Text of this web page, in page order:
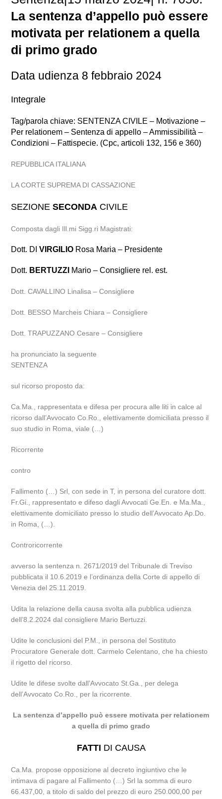
La sentenza d’appello può essere
motivata per relationem a quella
di primo grado
Data udienza 8 febbraio 2024
Integrale
Tag/parola chiave: SENTENZA CIVILE – Motivazione –
Per relationem – Sentenza di appello – Ammissibilità –
Condizioni – Fattispecie. (Cpc, articoli 132, 156 e 360)
REPUBBLICA ITALIANA
LA CORTE SUPREMA DI CASSAZIONE
SEZIONESECONDA CIVILE
Composta dagli Ill.mi Sigg.ri Magistrati:
Dott. DIVIRGILIO Rosa Maria – Presidente
Dott. BERTUZZI Mario – Consigliere rel. est.
Dott. CAVALLINO Linalisa – Consigliere
Dott. BESSO Marcheis Chiara – Consigliere
Dott. TRAPUZZANO Cesare – Consigliere
ha pronunciato la seguente
SENTENZA
sul ricorso proposto da:
Ca.Ma., rappresentata e difesa per procura alle liti in calce al
ricorso dall’Avvocato Co.Ro., elettivamente domiciliata presso il
suo studio in Roma, viale (…)
Ricorrente
contro
Fallimento (…) Srl, con sede in T, in persona del curatore dott.
Fr.Gi., rappresentato e difeso dagli Avvocati Ge.En. e Ma.Ma.,
elettivamente domiciliato presso lo studio dell’Avvocato Ap.Do.
in Roma, (…).
Controricorrente
avverso la sentenza n. 2671/2019 del Tribunale di Treviso
pubblicata il 10.6.2019 e l’ordinanza della Corte di appello di
Venezia del 25.11.2019.
Udita la relazione della causa svolta alla pubblica udienza
dell’8.2.2024 dal consigliere Mario Bertuzzi.
Udite le conclusioni del P.M., in persona del Sostituto
Procuratore Generale dott. Carmelo Celentano, che ha chiesto
il rigetto del ricorso.
Udite le difese svolte dall’Avvocato St.Ga., per delega
dell’Avvocato Co.Ro., per la ricorrente.
La sentenza d’appello può essere motivata per relationem
a quella di primo grado
FATTI DI CAUSA
Ca.Ma. propose opposizione al decreto ingiuntivo che le
intimava di pagare al Fallimento (…) Srl la somma di euro
66.437,00, a titolo di saldo del prezzo di euro 250.000,00 per